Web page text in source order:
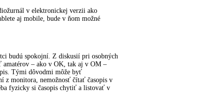
v elektronickej verzii ako
aj mobile, bude v ňom možné
budú spokojní. Z diskusií pri osobných
amatérov – ako v OK, tak aj v OM –
Tými dôvodmi môže byť
z monitora, nemožnosť čítať časopis v
fyzicky si časopis chytiť a listovať v